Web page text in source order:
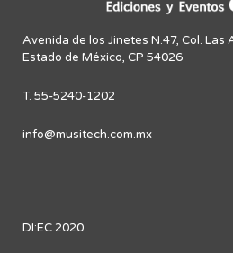
Avenida de los Jinetes N.47, Col. Las
Estado de México, CP 54026
T. 55-5240-1202
info@musitech.com.mx
DI:EC 2020